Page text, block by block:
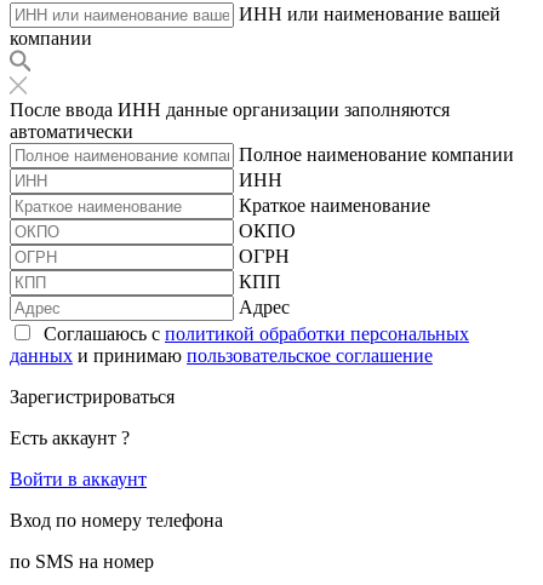
ИНН или наименование вашей
компании
После ввода ИНН данные организации заполняются
автоматически
Полное наименование компании
ИНН
Краткое наименование
ОКПО
ОГРН
КПП
Адрес
Соглашаюсь с политикой обработки персональных
данных и принимаю пользовательское соглашение
Зарегистрироваться
Есть аккаунт ?
Войти в аккаунт
Вход по номеру телефона
по SMS на номер